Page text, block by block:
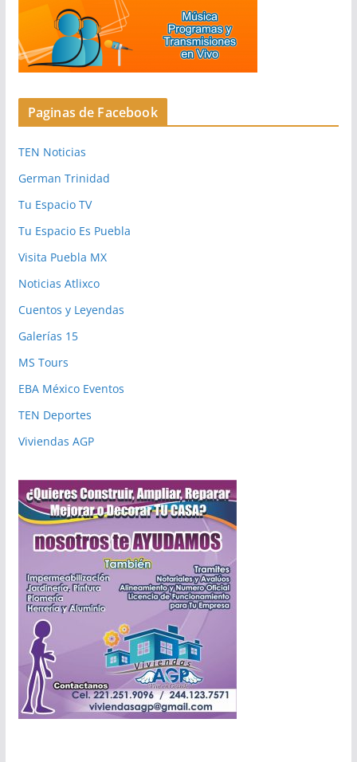
Paginas de Facebook
TEN Noticias
German Trinidad
Tu Espacio TV
Tu Espacio Es Puebla
Visita Puebla MX
Noticias Atlixco
Cuentos y Leyendas
Galerías 15
MS Tours
EBA México Eventos
TEN Deportes
Viviendas AGP